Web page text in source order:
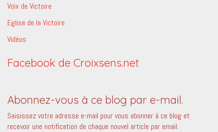
Voix de Victoire
Eglise de la Victoire
Vidéos
Facebook de Croixsens.net
Abonnez-vous à ce blog par e-mail.
Saisissez votre adresse e-mail pour vous abonner à ce blog et
recevoir une notification de chaque nouvel article par email.